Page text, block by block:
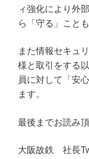
ィ強化により外
ら「守る」こと
また情報セキュ
様と取引をする
員に対して「安
ます。
最後までお読み
大阪故鉄 社長